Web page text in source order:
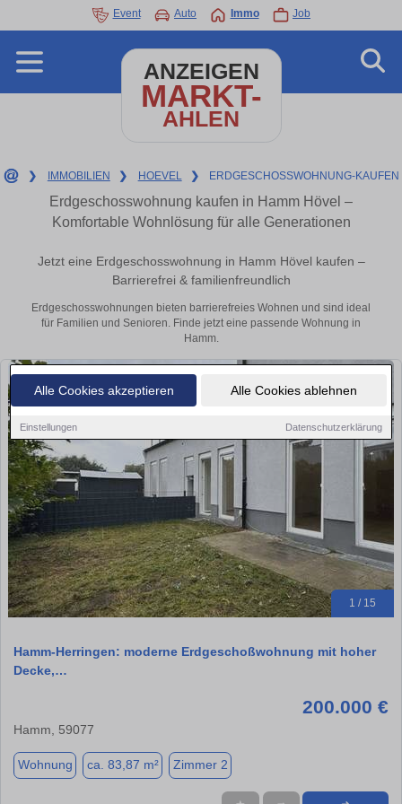
Alle Cookies akzeptieren Alle Cookies ablehnen
Einstellungen Datenschutzerklärung
Event Auto Immo Job
ANZEIGEN
MARKT-
AHLEN
❯ IMMOBILIEN ❯ HOEVEL ❯ ERDGESCHOSSWOHNUNG-KAUFEN
Erdgeschosswohnung kaufen in Hamm Hövel –
Komfortable Wohnlösung für alle Generationen
Jetzt eine Erdgeschosswohnung in Hamm Hövel kaufen –
Barrierefrei & familienfreundlich
Erdgeschosswohnungen bieten barrierefreies Wohnen und sind ideal
für Familien und Senioren. Finde jetzt eine passende Wohnung in
Hamm.
1 / 15
Hamm-Herringen: moderne Erdgeschoßwohnung mit hoher
Decke,…
200.000 €
Hamm, 59077
Wohnung ca. 83,87 m² Zimmer 2